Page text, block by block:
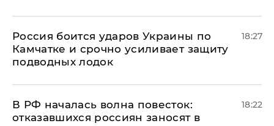
Россия боится ударов Украины по
Камчатке и срочно усиливает защиту
подводных лодок
18:27
​В РФ началась волна повесток:
отказавшихся россиян заносят в
18:22